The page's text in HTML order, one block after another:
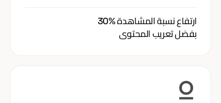
ارتفاع نسبة المشاهدة %30
بفضل تعريب المحتوى